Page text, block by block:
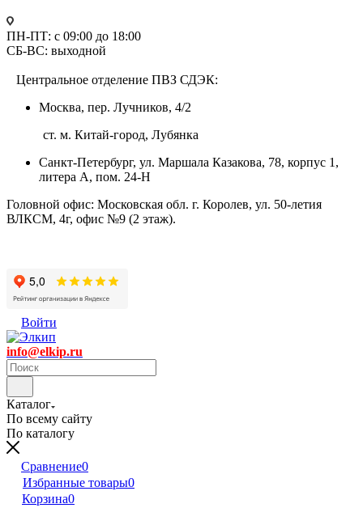
ПН-ПТ: с 09:00 до 18:00
СБ-ВС: выходной
Центральное отделение ПВЗ СДЭК:
Москва, пер. Лучников, 4/2
ст. м. Китай-город, Лубянка
Санкт-Петербург, ул. Маршала Казакова, 78, корпус 1,
литера А, пом. 24-Н
Головной офис: Московская обл. г. Королев, ул. 50-летия
ВЛКСМ, 4г, офис №9 (2 этаж).
Войти
info@elkip.ru
Каталог
По всему сайту
По каталогу
Сравнение0
Избранные товары0
Корзина0